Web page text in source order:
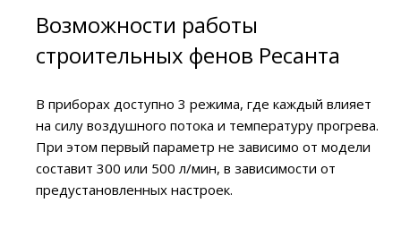
Возможности работы
строительных фенов Ресанта
В приборах доступно 3 режима, где каждый влияет
на силу воздушного потока и температуру прогрева.
При этом первый параметр не зависимо от модели
составит 300 или 500 л/мин, в зависимости от
предустановленных настроек.